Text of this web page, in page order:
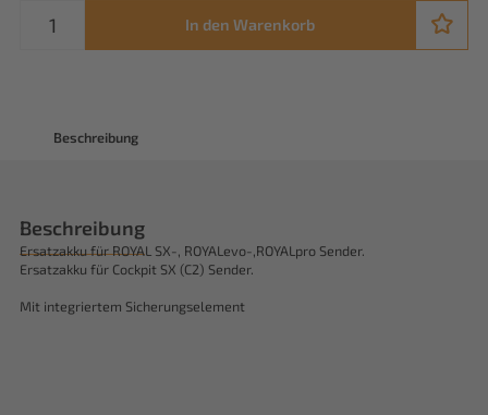
In den Warenkorb
Beschreibung
Beschreibung
Ersatzakku für ROYAL SX-, ROYALevo-,ROYALpro Sender.
Ersatzakku für Cockpit SX (C2) Sender.
Mit integriertem Sicherungselement